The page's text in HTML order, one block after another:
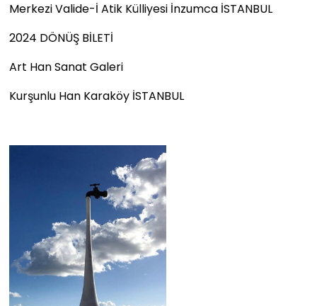
Merkezi Valide-İ Atik Külliyesi İnzumca İSTANBUL
2024 DÖNÜŞ BİLETİ
Art Han Sanat Galeri
Kurşunlu Han Karaköy İSTANBUL